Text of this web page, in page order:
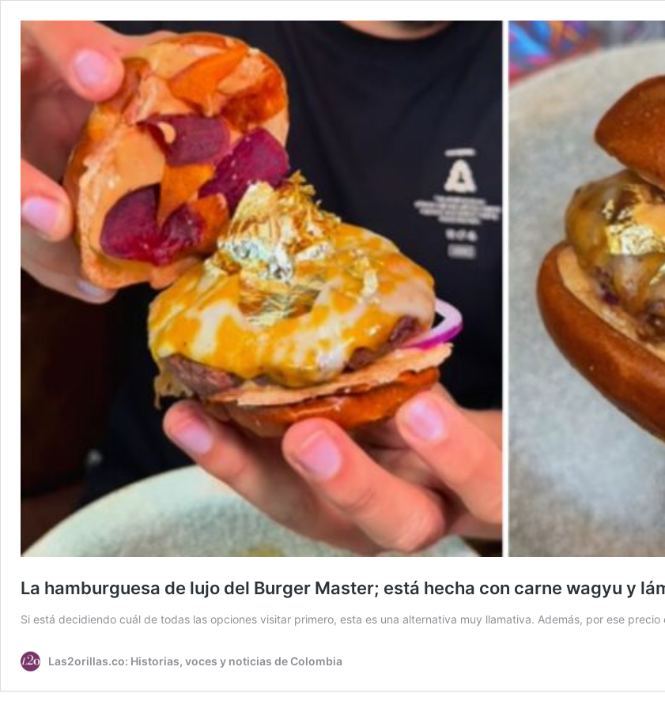
La hamburguesa de lujo del Burger Master; está hecha con carne wagyu y
Si está decidiendo cuál de todas las opciones visitar primero, esta es una alternativa muy llamativa. Además, por ese
Las2orillas.co: Historias, voces y noticias de Colombia